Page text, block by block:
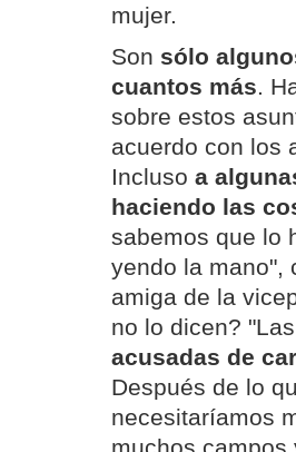
mujer.
Son sólo
cuantos más.
sobre estos
acuerdo con los
Incluso a
haciendo las
sabemos que lo
yendo la mano",
amiga de la
no lo dicen?
acusadas de
Después de lo
necesitaríamos